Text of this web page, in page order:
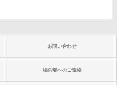
お問い合わせ
編集部へのご連絡